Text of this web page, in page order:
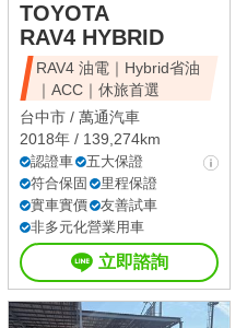
TOYOTA
RAV4 HYBRID
RAV4 油電｜Hybrid省油
｜ACC｜休旅首選
台中市 / 萬通汽車
2018年 / 139,274km
認證車
五大保證
符合保固
里程保證
實車實價
友善試車
非多元化營業用車
立即諮詢